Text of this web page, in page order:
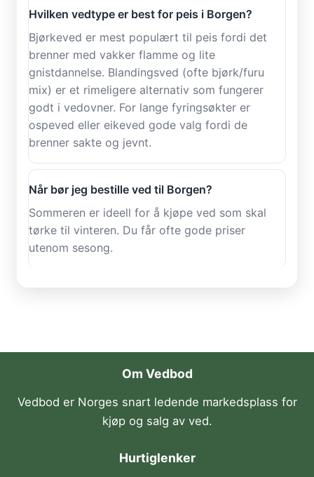
Hvilken vedtype er best for peis i Borgen?
Bjørkeved er mest populært til peis fordi det
brenner med vakker flamme og lite
gnistdannelse. Blandingsved (ofte bjørk/furu
mix) er et rimeligere alternativ som fungerer
godt i vedovner. For lange fyringsøkter er
ospeved eller eikeved gode valg fordi de
brenner sakte og jevnt.
Når bør jeg bestille ved til Borgen?
Sommeren er ideell for å kjøpe ved som skal
tørke til vinteren. Du får ofte gode priser
utenom sesong.
Om Vedbod
Vedbod er Norges snart ledende markedsplass for
kjøp og salg av ved.
Hurtiglenker